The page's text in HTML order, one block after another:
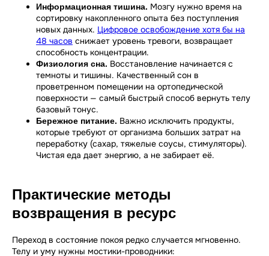
Информационная тишина. Мозгу нужно время на
сортировку накопленного опыта без поступления
новых данных. Цифровое освобождение хотя бы на
48 часов снижает уровень тревоги, возвращает
способность концентрации.
Физиология сна. Восстановление начинается с
темноты и тишины. Качественный сон в
проветренном помещении на ортопедической
поверхности — самый быстрый способ вернуть телу
базовый тонус.
Бережное питание. Важно исключить продукты,
которые требуют от организма больших затрат на
переработку (сахар, тяжелые соусы, стимуляторы).
Чистая еда дает энергию, а не забирает её.
Практические методы
возвращения в ресурс
Переход в состояние покоя редко случается мгновенно.
Телу и уму нужны мостики-проводники: